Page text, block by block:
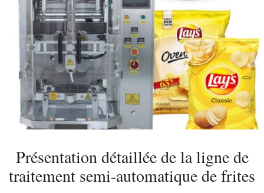
Présentation détaillée de la ligne de
traitement semi-automatique de frites